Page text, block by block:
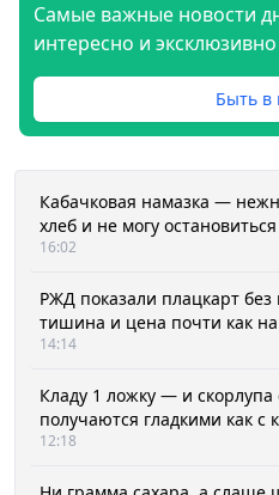
Самые важные новости
интересно и эксклюзивно
Быть в
Кабачковая намазка —
хлеб и не могу остановиться
16:02
РЖД показали плацкарт
тишина и цена почти как на
14:14
Кладу 1 ложку — и скорлупа
получаются гладкими как с
12:18